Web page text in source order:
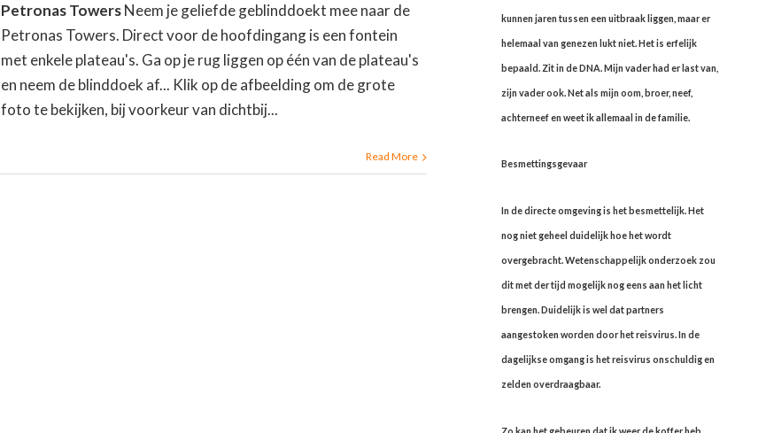
Petronas TowersNeem je geliefde geblinddoekt mee naar de
Petronas Towers. Direct voor de hoofdingang is een fontein
met enkele plateau's. Ga op je rug liggen op één van de plateau's
en neem de blinddoek af... Klik op de afbeelding om de grote
foto te bekijken, bij voorkeur van dichtbij...
Read More
kunnen jaren tussen een uitbraak liggen, maar er
helemaal van genezen lukt niet. Het is erfelijk
bepaald. Zit in de DNA. Mijn vader had er last van,
zijn vader ook. Net als mijn oom, broer, neef,
achterneef en weet ik allemaal in de familie.
Besmettingsgevaar
In de directe omgeving is het besmettelijk. Het
nog niet geheel duidelijk hoe het wordt
overgebracht. Wetenschappelijk onderzoek zou
dit met der tijd mogelijk nog eens aan het licht
brengen. Duidelijk is wel dat partners
aangestoken worden door het reisvirus. In de
dagelijkse omgang is het reisvirus onschuldig en
zelden overdraagbaar.
Zo kan het gebeuren dat ik weer de koffer heb